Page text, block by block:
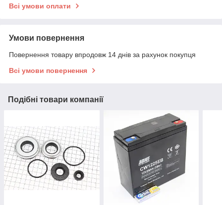
Всі умови оплати
Умови повернення
Повернення товару впродовж 14 днів за рахунок покупця
Всі умови повернення
Подібні товари компанії